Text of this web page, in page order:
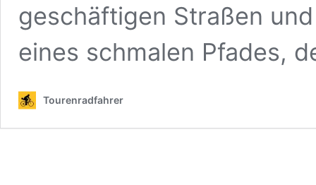
geschäftigen Straßen
eines schmalen Pfades,
Tourenradfahrer